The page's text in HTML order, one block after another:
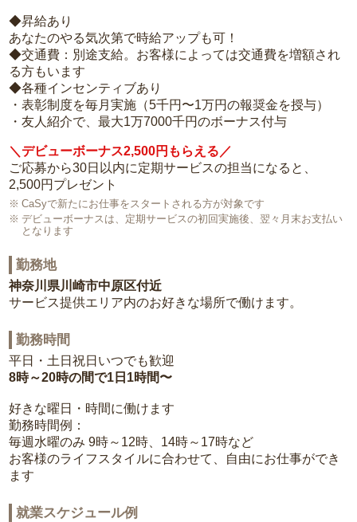
◆昇給あり
あなたのやる気次第で時給アップも可！
◆交通費：別途支給。お客様によっては交通費を増額され
る方もいます
◆各種インセンティブあり
・表彰制度を毎月実施（5千円〜1万円の報奨金を授与）
・友人紹介で、最大1万7000千円のボーナス付与
＼デビューボーナス2,500円もらえる／
ご応募から30日以内に定期サービスの担当になると、
2,500円プレゼント
CaSyで新たにお仕事をスタートされる方が対象です
デビューボーナスは、定期サービスの初回実施後、翌々月末お支払い
となります
勤務地
神奈川県川崎市中原区付近
サービス提供エリア内のお好きな場所で働けます。
勤務時間
平日・土日祝日いつでも歓迎
8時～20時の間で1日1時間〜
好きな曜日・時間に働けます
勤務時間例：
毎週水曜のみ 9時～12時、14時～17時など
お客様のライフスタイルに合わせて、自由にお仕事ができ
ます
就業スケジュール例